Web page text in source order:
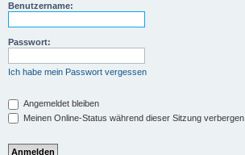
Benutzername:
Passwort:
Ich habe mein Passwort vergessen
Angemeldet bleiben
Meinen Online-Status während dieser Sitzung verbergen